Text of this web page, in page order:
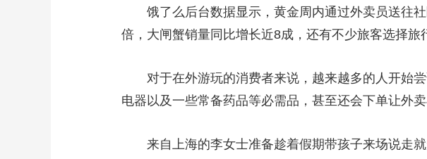
竞猜 2026年世界杯 2026年冬奥会 CBA NBA
CCTV奥林匹克频道 生活体育大会 体育江湖 文化体育
乡村振兴 生态环境 一带一路 央博 非遗
大国展会 大国保险 云顶对话 云起 超级工厂 智
饿了么后台数据显示，黄金周内通过外卖员送往社
倍，大闸蟹销量同比增长近8成，还有不少旅客选择旅
对于在外游玩的消费者来说，越来越多的人开始尝
电器以及一些常备药品等必需品，甚至还会下单让外
来自上海的李女士准备趁着假期带孩子来场说走就